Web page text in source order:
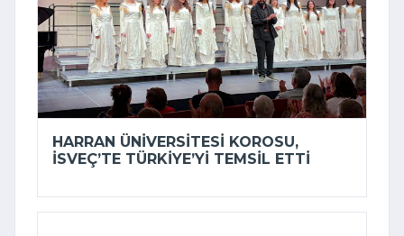
HARRAN ÜNIVERSITESI KOROSU,
İSVEÇ’TE TÜRKIYE’YI TEMSIL ETTI